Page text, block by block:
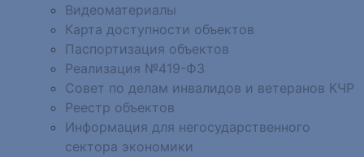
Видеоматериалы
Карта доступности объектов
Паспортизация объектов
Реализация №419-ФЗ
Совет по делам инвалидов и ветеранов КЧР
Реестр объектов
Информация для негосударственного
сектора экономики